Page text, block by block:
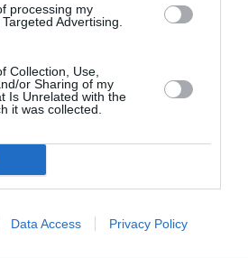
processing my
Advertising.
Collection, Use,
or Sharing of my
Is Unrelated with the
it was collected.
Data Access Privacy Policy